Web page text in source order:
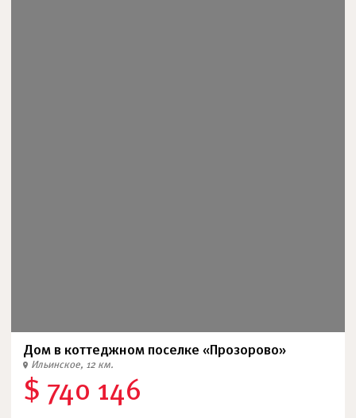
Дом в коттеджном поселке «Прозорово»
Ильинское, 12 км.
$ 740 146